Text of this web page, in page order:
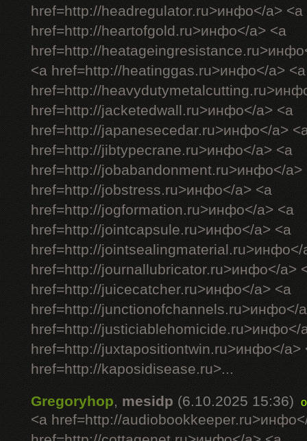
href=http://headregulator.ru>инфо</a> <a
href=http://heartofgold.ru>инфо</a> <a
href=http://
<a href=http://heatinggas.ru>инфо</a> <a
href=http://
href=http://jacketedwall.ru>инфо</a> <a
href=http://japanesecedar.ru>инфо</a>
href=http://jibtypecrane.ru>инфо</a> <a
href=http://jobabandonment.ru>инфо</a>
href=http://jobstress.ru>инфо</a> <a
href=http://jogformation.ru>инфо</a> <a
href=http://jointcapsule.ru>инфо</a> <a
href=http://jointsealingmaterial.ru>инфо</
href=http://journallubricator.ru>инфо</a>
href=http://juicecatcher.ru>инфо</a> <a
href=http://junctionofchannels.ru>инфо</
href=http://justiciablehomicide.ru>инфо</
href=http://juxtapositiontwin.ru>инфо</a>
href=http://kaposidisease.ru>...
Gregoryhop,mesidp (6.10.2025 15:36)
<a href=http://